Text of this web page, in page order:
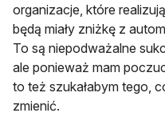
organizacje, które
będą miały zniżkę z
To są niepodważalne
ale ponieważ mam
to też szukałabym tego,
zmienić.